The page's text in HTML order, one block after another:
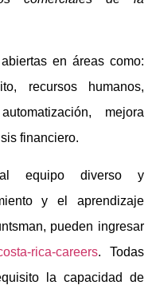
en áreas como:
recursos humanos,
mejora
financiero.
equipo diverso y
y el aprendizaje
pueden ingresar
rica-careers. Todas
la capacidad de